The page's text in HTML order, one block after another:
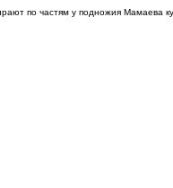
по частям у подножия Мамаева